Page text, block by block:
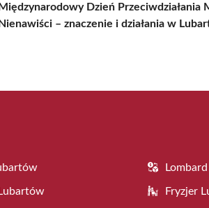
Międzynarodowy Dzień Przeciwdziałania
Nienawiści – znaczenie i działania w
Fryzjer